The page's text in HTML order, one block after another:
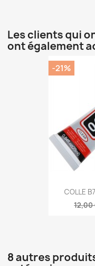
Les clients qui
ont également
COLLE
12,00
-21%
8 autres